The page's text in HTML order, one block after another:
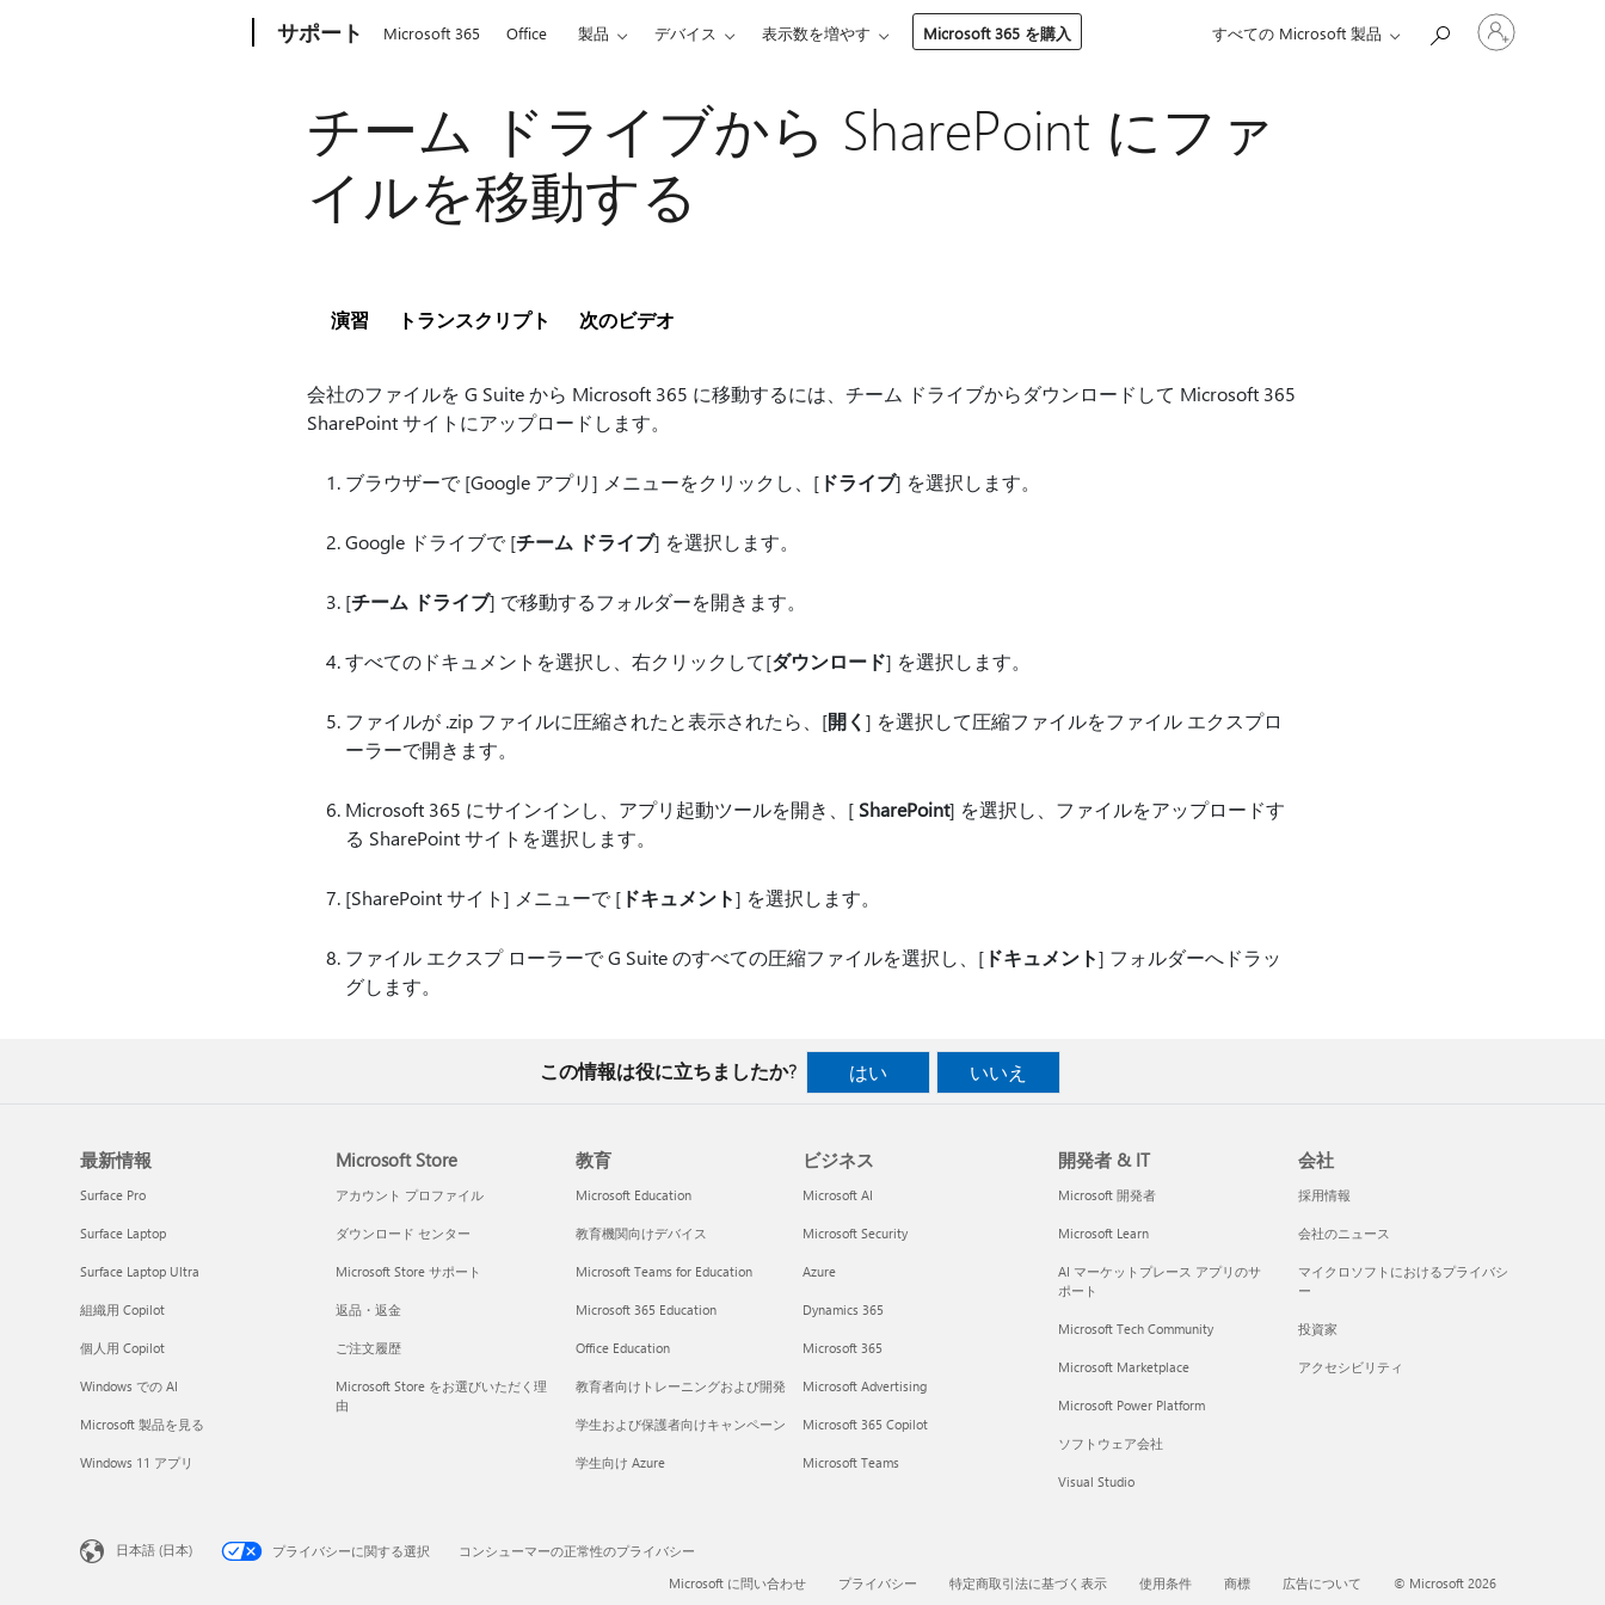
サポート Microsoft 365 Office 製品 デバイス 表示数を増やす Microsoft 365 を購入 すべての Microsoft 製品
カ
チーム ドライブから SharePoint にファ
イルを移動する
演習 トランスクリプト 次のビデオ
会社のファイルを G Suite から Microsoft 365 に移動するには、チーム ドライブからダウンロードして Microsoft 365
SharePoint サイトにアップロードします。
ブラウザーで [Google アプリ] メニューをクリックし、[ドライブ] を選択します。
Google ドライブで [チーム ドライブ] を選択します。
[チーム ドライブ] で移動するフォルダーを開きます。
すべてのドキュメントを選択し、右クリックして[ダウンロード] を選択します。
ファイルが .zip ファイルに圧縮されたと表示されたら、[開く ] を選択して圧縮ファイルをファイル エクスプロ
ーラーで開きます。
Microsoft 365 にサインインし、アプリ起動ツールを開き、[ SharePoint] を選択し、ファイルをアップロードす
る SharePoint サイトを選択します。
[SharePoint サイト] メニューで [ドキュメント] を選択します。
ファイル エクスプ ローラーで G Suite のすべての圧縮ファイルを選択し、[ドキュメント] フォルダーへドラッ
グします。
この情報は役に立ちましたか? はい いいえ
最新情報
Surface Pro
Surface Laptop
Surface Laptop Ultra
組織用 Copilot
個人用 Copilot
Windows での AI
Microsoft 製品を見る
Windows 11 アプリ
Microsoft Store
アカウント プロファイル
ダウンロード センター
Microsoft Store サポート
返品・返金
ご注文履歴
Microsoft Store をお選びいただく理
由
教育
Microsoft Education
教育機関向けデバイス
Microsoft Teams for Education
Microsoft 365 Education
Office Education
教育者向けトレーニングおよび開発
学生および保護者向けキャンペーン
学生向け Azure
ビジネス
Microsoft AI
Microsoft Security
Azure
Dynamics 365
Microsoft 365
Microsoft Advertising
Microsoft 365 Copilot
Microsoft Teams
開発者 & IT
Microsoft 開発者
Microsoft Learn
AI マーケットプレース アプリのサ
ポート
Microsoft Tech Community
Microsoft Marketplace
Microsoft Power Platform
ソフトウェア会社
Visual Studio
会社
採用情報
会社のニュース
マイクロソフトにおけるプライバシ
ー
投資家
アクセシビリティ
日本語 (日本) プライバシーに関する選択
コンシューマーの正常性のプライバシー
Microsoft に問い合わせ
プライバシー 特定商取引法に基づく表示 使用条件 商標 広告について © Microsoft 2026